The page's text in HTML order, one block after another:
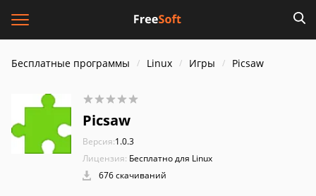
Бесплатные программы Linux Игры Picsaw
Picsaw
Версия:1.0.3
Лицензия: Бесплатно для Linux
676 скачиваний